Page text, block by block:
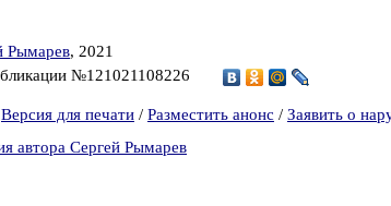
Рымарев, 2021
№121021108226
Версия для печати / Разместить анонс / Заявить о
автора Сергей Рымарев